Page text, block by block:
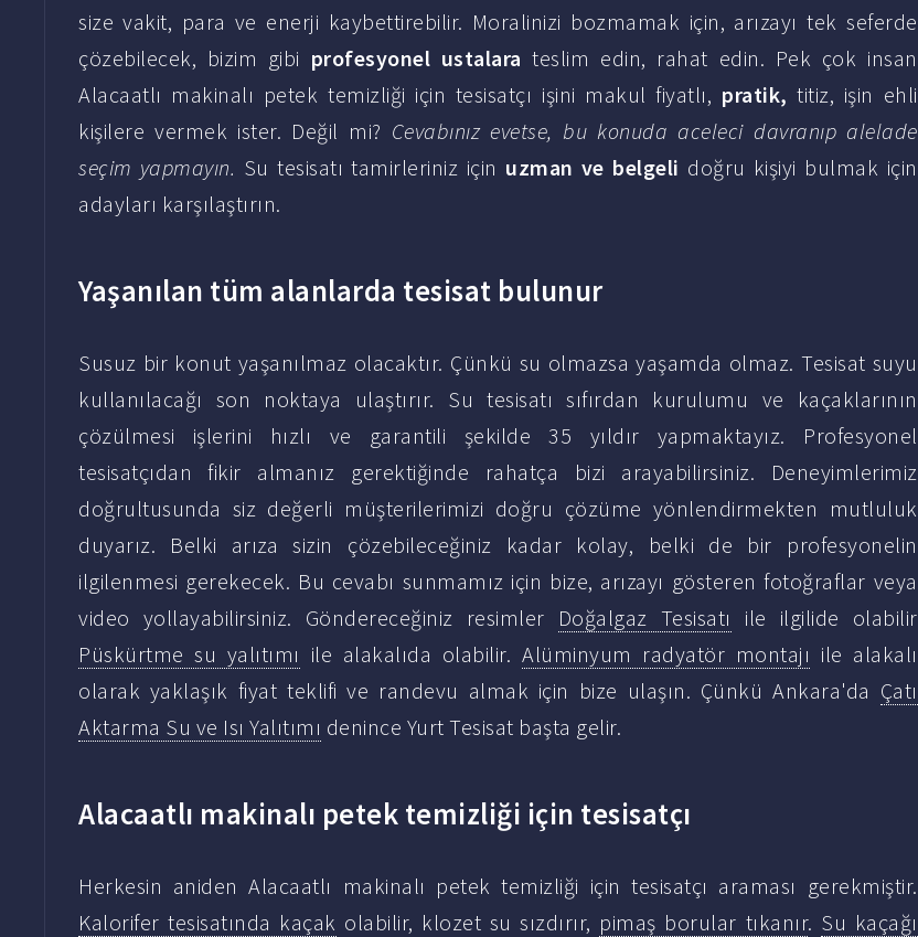
size vakit, para ve enerji kaybettirebilir. Moralinizi bozmamak için, arızayı tek seferde
çözebilecek, bizim gibi profesyonel ustalara teslim edin, rahat edin. Pek çok insan
Alacaatlı makinalı petek temizliği için tesisatçı işini makul fiyatlı, pratik, titiz, işin ehli
kişilere vermek ister. Değil mi? Cevabınız evetse, bu konuda aceleci davranıp alelade
seçim yapmayın. Su tesisatı tamirleriniz için uzman ve belgeli doğru kişiyi bulmak için
adayları karşılaştırın.
Yaşanılan tüm alanlarda tesisat bulunur
Susuz bir konut yaşanılmaz olacaktır. Çünkü su olmazsa yaşamda olmaz. Tesisat suyu
kullanılacağı son noktaya ulaştırır. Su tesisatı sıfırdan kurulumu ve kaçaklarının
çözülmesi işlerini hızlı ve garantili şekilde 35 yıldır yapmaktayız. Profesyonel
tesisatçıdan fikir almanız gerektiğinde rahatça bizi arayabilirsiniz. Deneyimlerimiz
doğrultusunda siz değerli müşterilerimizi doğru çözüme yönlendirmekten mutluluk
duyarız. Belki arıza sizin çözebileceğiniz kadar kolay, belki de bir profesyonelin
ilgilenmesi gerekecek. Bu cevabı sunmamız için bize, arızayı gösteren fotoğraflar veya
video yollayabilirsiniz. Göndereceğiniz resimler Doğalgaz Tesisatı
ile ilgilide olabilir
Püskürtme su yalıtımı ile alakalıda olabilir.Alüminyum radyatör montajı ile alakalı
olarak yaklaşık fiyat teklifi ve randevu almak için bize ulaşın. Çünkü Ankara'da Çatı
Aktarma Su ve Isı Yalıtımı denince Yurt Tesisat başta gelir.
Alacaatlı makinalı petek temizliği için tesisatçı
Herkesin aniden Alacaatlı makinalı petek temizliği için tesisatçı araması gerekmiştir.
Kalorifer tesisatında kaçak olabilir, klozet su sızdırır, pimaş borular tıkanır. Su kaçağı